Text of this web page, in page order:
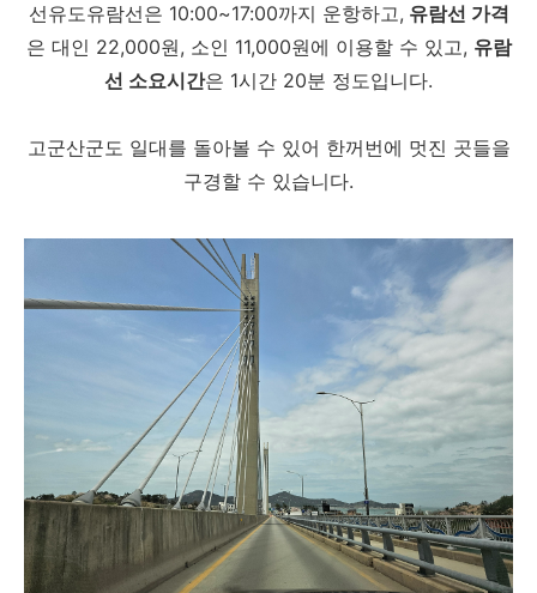
선유도유람선은 10:00~17:00까지 운항하고, 유람선 가격
은 대인 22,000원, 소인 11,000원에 이용할 수 있고, 유람
선 소요시간은 1시간 20분 정도입니다.
고군산군도 일대를 돌아볼 수 있어 한꺼번에 멋진 곳들을
구경할 수 있습니다.